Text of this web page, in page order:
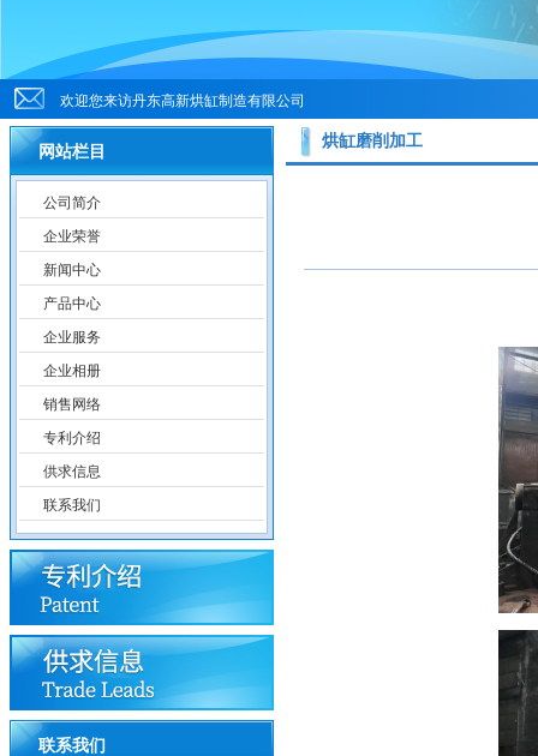
欢迎您来访丹东高新烘缸制造有限公司
网站栏目
公司简介
企业荣誉
新闻中心
产品中心
企业服务
企业相册
销售网络
专利介绍
供求信息
联系我们
联系我们
烘缸磨削加工